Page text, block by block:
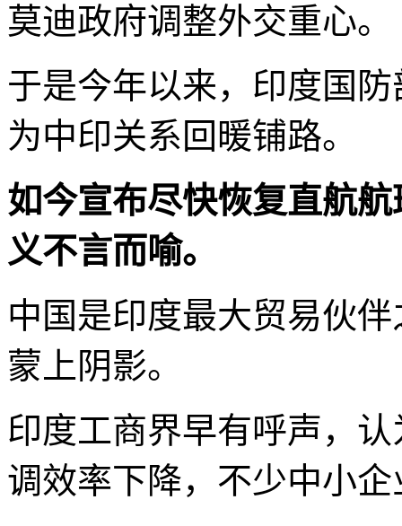
莫迪政府调整外交重心。
于是今年以来，印度国
为中印关系回暖铺路。
如今宣布尽快恢复直航
义不言而喻。
中国是印度最大贸易伙
蒙上阴影。
印度工商界早有呼声，
调效率下降，不少中小